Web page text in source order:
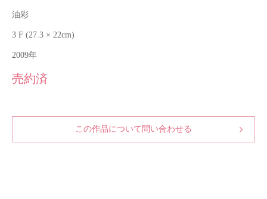
油彩
3 F (27.3 × 22cm)
2009年
売約済
この作品について問い合わせる